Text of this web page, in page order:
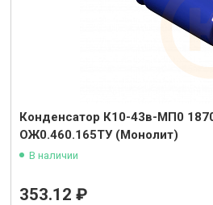
Конденсатор К10-43в-МП0
ОЖ0.460.165ТУ (Монолит)
В наличии
353.12 ₽